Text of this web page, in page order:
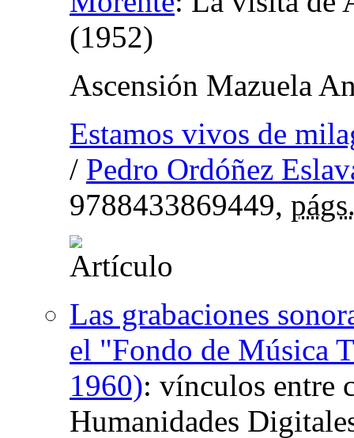
(1952)
Ascensión Mazuela
Estamos vivos de
/ Pedro Ordóñez
9788433869449,
Las grabaciones
el "Fondo de Música
1960): vínculos entre
Humanidades